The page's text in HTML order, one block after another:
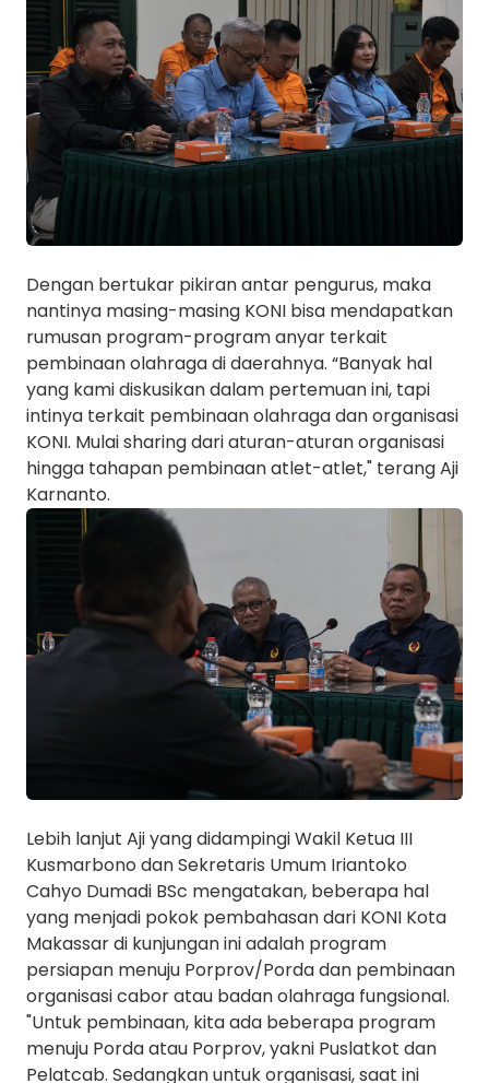
Dengan bertukar pikiran antar pengurus, maka
nantinya masing-masing KONI bisa mendapatkan
rumusan program-program anyar terkait
pembinaan olahraga di daerahnya. “Banyak hal
yang kami diskusikan dalam pertemuan ini, tapi
intinya terkait pembinaan olahraga dan organisasi
KONI. Mulai sharing dari aturan-aturan organisasi
hingga tahapan pembinaan atlet-atlet," terang Aji
Karnanto.
Lebih lanjut Aji yang didampingi Wakil Ketua III
Kusmarbono dan Sekretaris Umum Iriantoko
Cahyo Dumadi BSc mengatakan, beberapa hal
yang menjadi pokok pembahasan dari KONI Kota
Makassar di kunjungan ini adalah program
persiapan menuju Porprov/Porda dan pembinaan
organisasi cabor atau badan olahraga fungsional.
"Untuk pembinaan, kita ada beberapa program
menuju Porda atau Porprov, yakni Puslatkot dan
Pelatcab. Sedangkan untuk organisasi, saat ini